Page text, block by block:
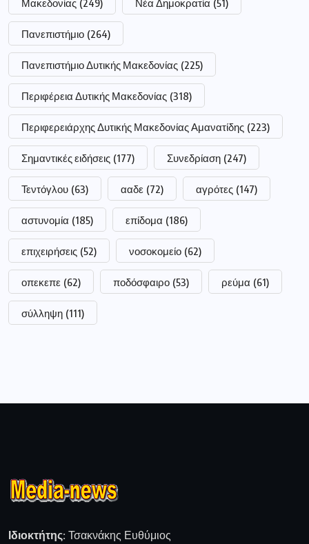
Μακεδονίας (249) Νέα Δημοκρατία (51)
Πανεπιστήμιο (264)
Πανεπιστήμιο Δυτικής Μακεδονίας (225)
Περιφέρεια Δυτικής Μακεδονίας (318)
Περιφερειάρχης Δυτικής Μακεδονίας Αμανατίδης (223)
Σημαντικές ειδήσεις (177) Συνεδρίαση (247)
Τεντόγλου (63) ααδε (72) αγρότες (147)
αστυνομία (185) επίδομα (186)
επιχειρήσεις (52) νοσοκομείο (62)
οπεκεπε (62) ποδόσφαιρο (53) ρεύμα (61)
σύλληψη (111)
Ιδιοκτήτης: Τσακνάκης Ευθύμιος